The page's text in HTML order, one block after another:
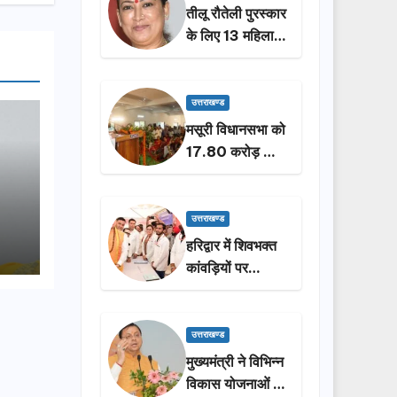
तीलू रौतेली पुरस्कार
के लिए 13 महिलाओं
का चयन, 35
कार्यकर्तियां भी होंगी
सम्मानित…
उत्तराखण्ड
मसूरी विधानसभा को
17.80 करोड़ की
विकास योजनाओं की
ने किया लोकार्पण-
शिलान्यास.
उत्तराखण्ड
हरिद्वार में शिवभक्त
कांवड़ियों पर
पुष्पवर्षा, मुख्यमंत्री
प्रक्षालन…
उत्तराखण्ड
मुख्यमंत्री ने विभिन्न
विकास योजनाओं के